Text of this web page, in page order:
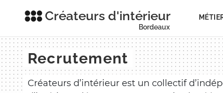
Créateurs d'intérieur
Bordeaux
Recrutement
Créateurs d’intérieur est un collectif